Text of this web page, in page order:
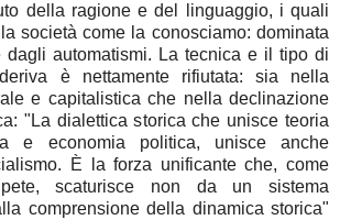
della ragione e del linguaggio, i quali
società come la conosciamo: dominata
dagli automatismi. La tecnica e il tipo di
è nettamente rifiutata: sia nella
e capitalistica che nella declinazione
"La dialettica storica che unisce teoria
e economia politica, unisce anche
È la forza unificante che, come
scaturisce non da un sistema
comprensione della dinamica storica"